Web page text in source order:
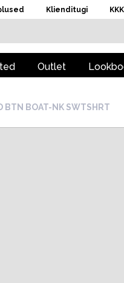
Klienditugi KKK
Outlet
BTN BOAT-NK SWTSHRT